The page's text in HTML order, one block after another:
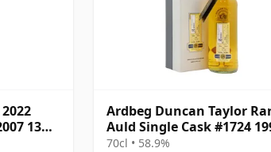
13
Ardbeg Duncan Taylor
Auld Single Cask #1724
15 años
70cl • 58.9%